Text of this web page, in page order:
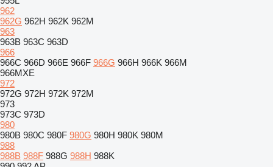
962
962G 962H 962K 962M
963
963B 963C 963D
966
966C 966D 966E 966F 966G 966H 966K 966M
966MXE
972
972G 972H 972K 972M
973
973C 973D
980
980B 980C 980F 980G 980H 980K 980M
988
988B 988F 988G 988H 988K